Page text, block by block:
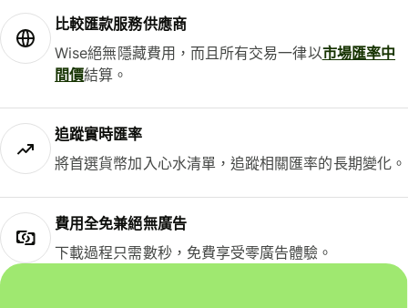
比較匯款服務供應商
Wise絕無隱藏費用，而且所有交易一律以市場匯率中
間價結算。
追蹤實時匯率
將首選貨幣加入心水清單，追蹤相關匯率的長期變化。
費用全免兼絕無廣告
下載過程只需數秒，免費享受零廣告體驗。